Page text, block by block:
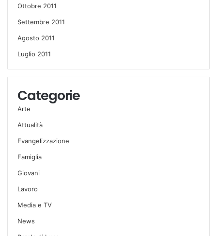
Ottobre 2011
Settembre 2011
Agosto 2011
Luglio 2011
Categorie
Arte
Attualità
Evangelizzazione
Famiglia
Giovani
Lavoro
Media e TV
News